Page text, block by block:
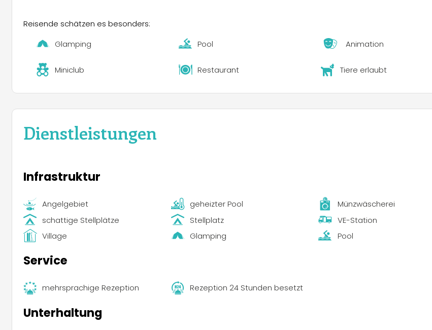
Bereiche wie ein Multisportfeld, einen Fitnessbereich und sogar CrossFit-Kurse. In der Umgebung können Gäste
Reisende schätzen es besonders:
Glamping
Pool Animation
Miniclub Restaurant Tiere erlaubt
Dienstleistungen
Infrastruktur
Angelgebiet geheizter Pool
Münzwäscherei
schattige Stellplätze
Stellplatz
VE-Station
Village
Glamping Pool
Service
mehrsprachige Rezeption Rezeption 24 Stunden besetzt
Unterhaltung